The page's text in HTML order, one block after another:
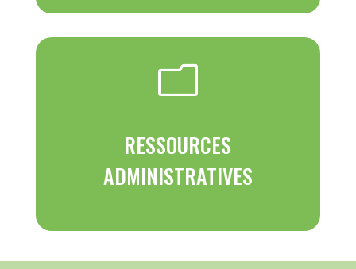
m
RESSOURCES
ADMINISTRATIVES